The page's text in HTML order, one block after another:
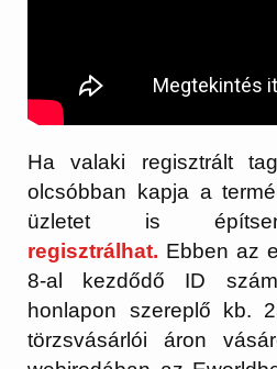
Ha valaki regisztrált
olcsóbban kapja a
üzletet is
regisztrálhat. Ebben az
8-al kezdődő ID
honlapon szereplő kb.
törzsvásárlói áron